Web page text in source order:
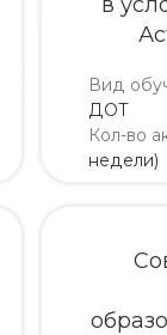
Вид
ДОТ
Кол-во
недели)